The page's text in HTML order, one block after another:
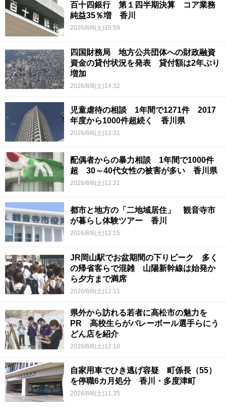
百十四銀行 第１四半期決算 コア業務
純益35％増 香川
2026/8/8(土)15:59
四国財務局 地方公共団体への財政融資
資金の貸付状況を発表 貸付額は2年ぶり
増加
2026/8/8(土)14:32
児童虐待の相談 1年間で1271件 2017
年度から1000件超続く 香川県
2026/8/8(土)12:31
配偶者からの暴力相談 1年間で1000件
超 30～40代女性の被害が多い 香川県
2026/8/8(土)12:21
都市と地方の「二地域居住」 観音寺市
が暮らし体験ツアー 香川
2026/8/8(土)12:15
JR岡山駅でお盆期間の下りピーク 多く
の帰省客らで混雑 山陽新幹線は始発か
ら夕方まで満席
2026/8/8(土)12:11
県外から訪れる若者に高松市の魅力を
PR 高校生らがバレーボール選手らにう
どん店を紹介
2026/8/8(土)12:10
自家用車でひき逃げ容疑 町係長（55）
を停職6カ月処分 香川・多度津町
2026/8/8(土)11:35